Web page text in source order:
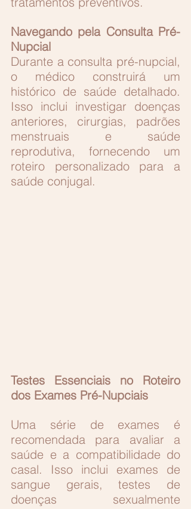
Navegando pela Consulta Pré-
Nupcial
Durante a consulta pré-nupcial,
o médico construirá um
histórico de saúde detalhado.
Isso inclui investigar doenças
anteriores, cirurgias, padrões
menstruais e saúde
reprodutiva, fornecendo um
roteiro personalizado para a
saúde conjugal.
Testes Essenciais no Roteiro
dos Exames Pré-Nupciais
Uma série de exames é
recomendada para avaliar a
saúde e a compatibilidade do
casal. Isso inclui exames de
sangue gerais, testes de
doenças sexualmente